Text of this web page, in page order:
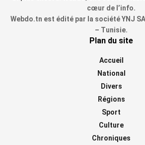
cœur de l’info.
Webdo.tn est édité par la société YNJ
– Tunisie.
Plan du site
Accueil
National
Divers
Régions
Sport
Culture
Chroniques